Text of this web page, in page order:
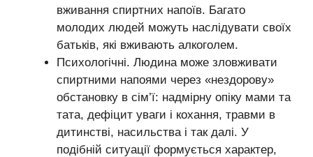
вживання спиртних напоїв. Багато
молодих людей можуть наслідувати своїх
батьків, які вживають алкоголем.
Психологічні. Людина може зловживати
спиртними напоями через «нездорову»
обстановку в сім’ї: надмірну опіку мами та
тата, дефіцит уваги і кохання, травми в
дитинстві, насильства і так далі. У
подібній ситуації формується характер,